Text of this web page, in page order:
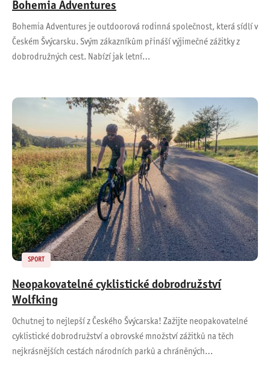
Bohemia Adventures
Bohemia Adventures je outdoorová rodinná společnost, která sídlí v
Českém Švýcarsku. Svým zákazníkům přináší výjimečné zážitky z
dobrodružných cest. Nabízí jak letní…
SPORT
Neopakovatelné cyklistické dobrodružství
Wolfking
Ochutnej to nejlepší z Českého Švýcarska! Zažijte neopakovatelné
cyklistické dobrodružství a obrovské množství zážitků na těch
nejkrásnějších cestách národních parků a chráněných…